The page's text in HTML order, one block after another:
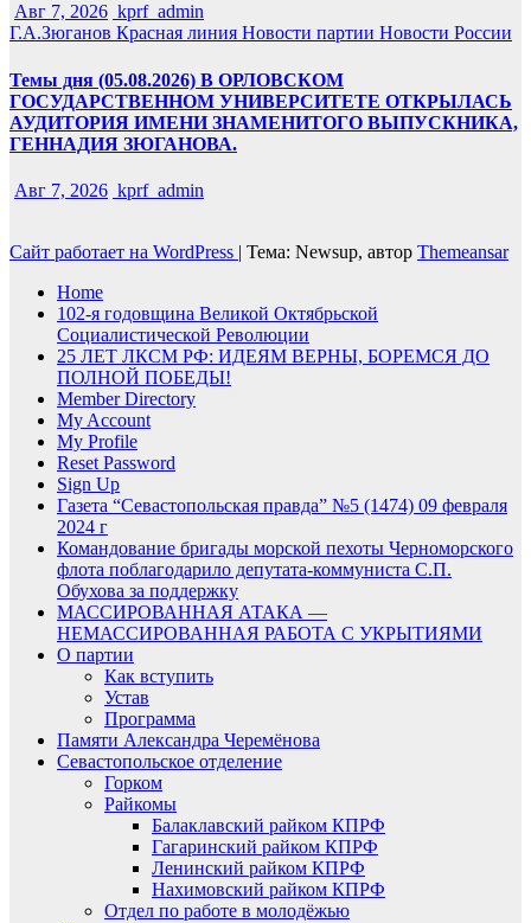
Авг 7, 2026 kprf_admin
Г.А.Зюганов Красная линия Новости партии Новости России
Темы дня (05.08.2026) В ОРЛОВСКОМ
ГОСУДАРСТВЕННОМ УНИВЕРСИТЕТЕ ОТКРЫЛАСЬ
АУДИТОРИЯ ИМЕНИ ЗНАМЕНИТОГО ВЫПУСКНИКА,
ГЕННАДИЯ ЗЮГАНОВА.
Авг 7, 2026 kprf_admin
Сайт работает на WordPress | Тема: Newsup, автор Themeansar
Home
102-я годовщина Великой Октябрьской
Социалистической Революции
25 ЛЕТ ЛКСМ РФ: ИДЕЯМ ВЕРНЫ, БОРЕМСЯ ДО
ПОЛНОЙ ПОБЕДЫ!
Member Directory
My Account
My Profile
Reset Password
Sign Up
Газета “Севастопольская правда” №5 (1474) 09 февраля
2024 г
Командование бригады морской пехоты Черноморского
флота поблагодарило депутата-коммуниста С.П.
Обухова за поддержку
МАССИРОВАННАЯ АТАКА —
НЕМАССИРОВАННАЯ РАБОТА С УКРЫТИЯМИ
О партии
Как вступить
Устав
Программа
Памяти Александра Черемёнова
Севастопольское отделение
Горком
Райкомы
Балаклавский райком КПРФ
Гагаринский райком КПРФ
Ленинский райком КПРФ
Нахимовский райком КПРФ
Отдел по работе в молодёжью